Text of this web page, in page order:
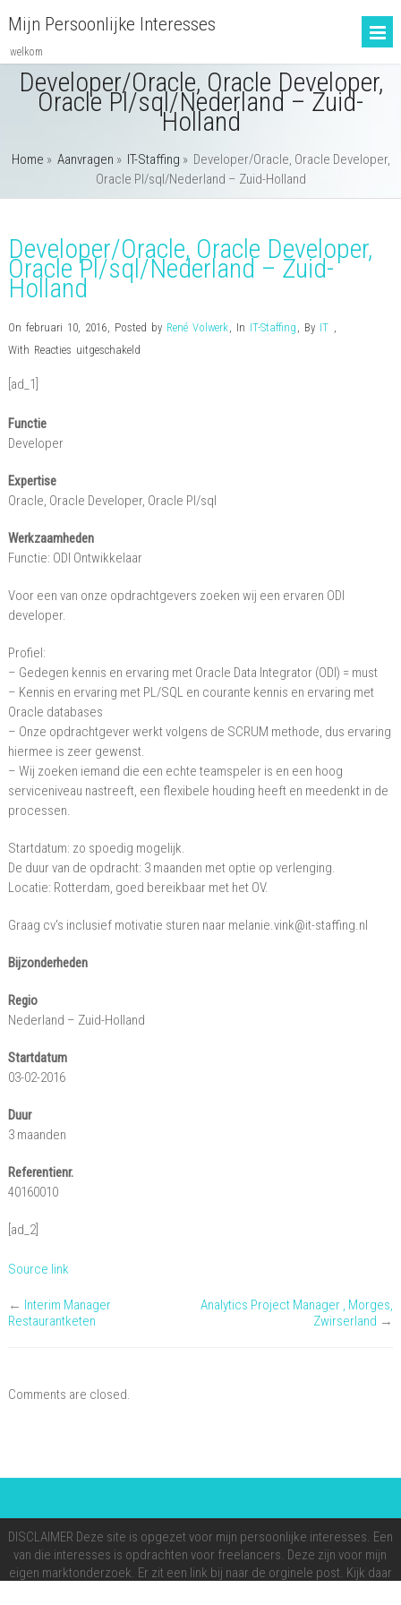
Mijn Persoonlijke Interesses
welkom
Developer/Oracle, Oracle Developer,
Oracle Pl/sql/Nederland – Zuid-
Holland
Home » Aanvragen » IT-Staffing » Developer/Oracle, Oracle Developer,
Oracle Pl/sql/Nederland – Zuid-Holland
Developer/Oracle, Oracle Developer,
Oracle Pl/sql/Nederland – Zuid-
Holland
On februari 10, 2016, Posted by René Volwerk, In IT-Staffing , By IT ,
With Reacties uitgeschakeldvoor
Zuid-
[ad_1]
Functie
Developer
Expertise
Oracle, Oracle Developer, Oracle Pl/sql
Werkzaamheden
Functie: ODI Ontwikkelaar
Voor een van onze opdrachtgevers zoeken wij een ervaren ODI
developer.
Profiel:
– Gedegen kennis en ervaring met Oracle Data Integrator (ODI) = must
– Kennis en ervaring met PL/SQL en courante kennis en ervaring met
Oracle databases
– Onze opdrachtgever werkt volgens de SCRUM methode, dus ervaring
hiermee is zeer gewenst.
– Wij zoeken iemand die een echte teamspeler is en een hoog
serviceniveau nastreeft, een flexibele houding heeft en meedenkt in de
processen.
Startdatum: zo spoedig mogelijk.
De duur van de opdracht: 3 maanden met optie op verlenging.
Locatie: Rotterdam, goed bereikbaar met het OV.
Graag cv's inclusief motivatie sturen naar melanie.vink@it-staffing.nl
Bijzonderheden
Regio
Nederland – Zuid-Holland
Startdatum
03-02-2016
Duur
3 maanden
Referentienr.
40160010
[ad_2]
Source link
← Interim Manager
Restaurantketen
Analytics Project Manager , Morges,
Zwirserland →
Comments are closed.
DISCLAIMER Deze site is opgezet voor mijn persoonlijke interesses. Een
van die interesses is opdrachten voor freelancers. Deze zijn voor mijn
eigen marktonderzoek. Er zit een link bij naar de orginele post. Kijk daar